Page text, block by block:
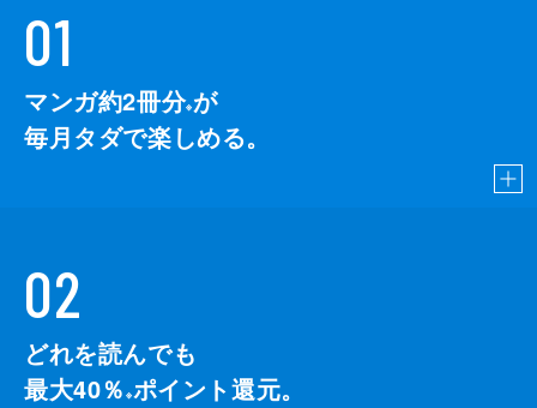
01
マンガ約2冊分※が
毎月タダで楽しめる。
02
どれを読んでも
最大40％ ※ポイント還元。